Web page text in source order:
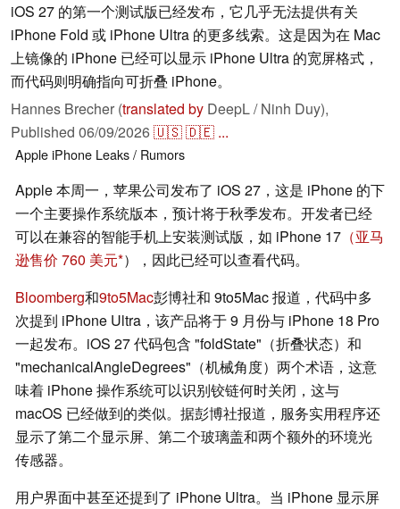
iOS 27 的第一个测试版已经发布，它几乎无法提供有关
iPhone Fold 或 iPhone Ultra 的更多线索。这是因为在 Mac
上镜像的 iPhone 已经可以显示 iPhone Ultra 的宽屏格式，
而代码则明确指向可折叠 iPhone。
Hannes Brecher (translated by DeepL / Ninh Duy),
Published 06/09/2026🇺🇸🇩🇪 ...
AppleiPhone Leaks / Rumors
Apple 本周一，苹果公司发布了 iOS 27，这是 iPhone 的下
一个主要操作系统版本，预计将于秋季发布。开发者已经
可以在兼容的智能手机上安装测试版，如 iPhone 17 （亚马
逊售价 760 美元 ），因此已经可以查看代码。
Bloomberg和9to5Mac彭博社和 9to5Mac 报道，代码中多
次提到 iPhone Ultra，该产品将于 9 月份与 iPhone 18 Pro
一起发布。iOS 27 代码包含 "foldState"（折叠状态）和
"mechanicalAngleDegrees"（机械角度）两个术语，这意
味着 iPhone 操作系统可以识别铰链何时关闭，这与
macOS 已经做到的类似。据彭博社报道，服务实用程序还
显示了第二个显示屏、第二个玻璃盖和两个额外的环境光
传感器。
用户界面中甚至还提到了 iPhone Ultra。当 iPhone 显示屏